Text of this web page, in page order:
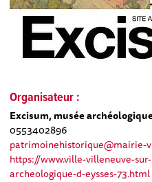
Organisateur :
Excisum, musée
0553402896
patrimoinehistorique@mairie-
https://www.ville-villeneuve-
archeologique-d-eysses-73.html